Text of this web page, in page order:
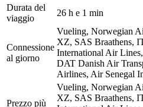
Durata del
viaggio
26 h e 1 min
Connessione
al giorno
Vueling, Norwegian
XZ, SAS Braathens,
International Air
DAT Danish Air
Airlines, Air Senegal
Prezzo più
Vueling, Norwegian
XZ, SAS Braathens,